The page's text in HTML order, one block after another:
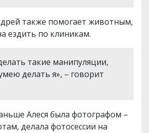
также помогает животным,
ездить по клиникам.
такие манипуляции,
делать я», – говорит
Алеся была фотографом –
делала фотосессии на